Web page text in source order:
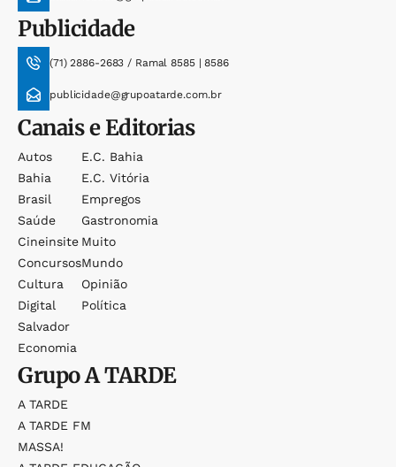
Publicidade
(71) 2886-2683 / Ramal 8585 | 8586
publicidade@grupoatarde.com.br
Canais e Editorias
Autos
Bahia
Brasil
Saúde
Cineinsite
Concursos
Cultura
Digital
Salvador
Economia
E.c. Bahia
E.c. Vitória
Empregos
Gastronomia
Muito
Mundo
Opinião
Política
GrupoA TARDE
A TARDE
A TARDE FM
MASSA!